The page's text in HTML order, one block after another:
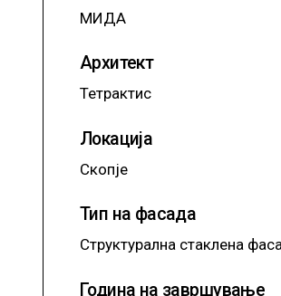
МИДА
Архитект
Тетрактис
Локација
Скопје
Тип на фасада
Структурална стаклена
Година на завршување